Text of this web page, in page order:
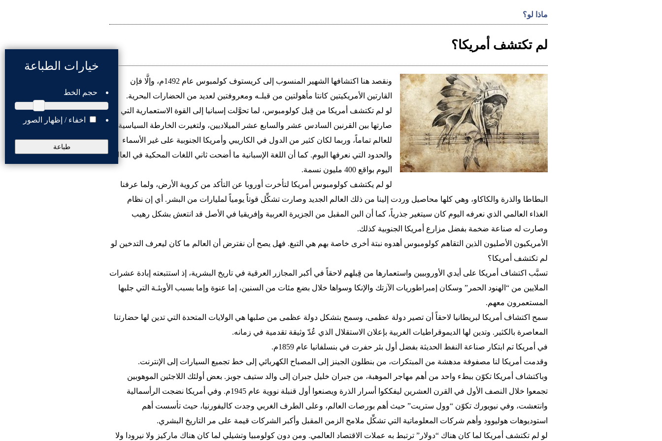
خيارات الطباعة
حجم الخط
اخفاء / إظهار الصور
طباعة
ماذا لو؟
لم تكتشف أمريكا؟
ونقصد هنا اكتشافها الشهير المنسوب إلى كريستوف كولمبوس عام 1492م، وإلَّا فإن
القارتين الأمريكيتين كانتا مأهولتين من قبلـه ومعروفتين لعديد من الحضارات البحرية.
لو لم تكتشف أمريكا من قِبل كولومبوس، لما تحوَّلت إسبانيا إلى القوة الاستعمارية التي
صارتها بين القرنين السادس عشر والسابع عشر الميلاديين، ولتغيرت الخارطة السياسية
للعالم تماماً، وربما لكان كثير من الدول في الكاريبي وأمريكا الجنوبية على غير الأسماء
والحدود التي نعرفها اليوم. كما أن اللغة الإسبانية ما أضحت ثاني اللغات المحكية في العالم
اليوم بواقع 400 مليون نسمة.
لو لم يكتشف كولومبوس أمريكا لتأخرت أوروبا عن التأكد من كروية الأرض، ولما عرفنا
البطاطا والذرة والكاكاو، وهي كلها محاصيل وردت إلينا من ذلك العالم الجديد وصارت تشكِّل قوتاً يومياً لمليارات من البشر. أي إن نظام
الغذاء العالمي الذي نعرفه اليوم كان سيتغير جذرياً، كما أن البن المقبل من الجزيرة العربية وإفريقيا في الأصل قد انتعش بشكل رهيب
وصارت له صناعة ضخمة بفضل مزارع أمريكا الجنوبية كذلك.
الأمريكيون الأصليون الذين التقاهم كولومبوس أهدوه نبتة أخرى خاصة بهم هي التبغ. فهل يصح أن نفترض أن العالم ما كان ليعرف التدخين لو
لم تكتشف أمريكا؟
تسبَّب اكتشاف أمريكا على أيدي الأوروبيين واستعمارها من قِبلهم لاحقاً في أكبر المجازر العرقية في تاريخ البشرية، إذ استتبعته إبادة عشرات
الملايين من “الهنود الحمر” وسكان إمبراطوريات الآزتك والإنكا وسواها خلال بضع مئات من السنين، إما عنوة وإما بسبب الأوبئـة التي جلبها
المستعمرون معهم.
سمح اكتشاف أمريكا لبريطانيا لاحقاً أن تصير دولة عظمى، وسمح بتشكل دولة عظمى من صلبها هي الولايات المتحدة التي تدين لها حضارتنا
المعاصرة بالكثير. وتدين لها الديموقراطيات الغربية بإعلان الاستقلال الذي عُدّ وثيقة تقدمية في زمانه.
في أمريكا تم ابتكار صناعة النفط الحديثة بفضل أول بئر حفرت في بنسلفانيا عام 1859م.
وقدمت أمريكا لنا مصفوفة مدهشة من المبتكرات، من بنطلون الجينز إلى المصباح الكهربائي إلى خط تجميع السيارات إلى الإنترنت.
وباكتشاف أمريكا تكوّن ببطء واحد من أهم مهاجر الموهبة، من جبران خليل جبران إلى والد ستيف جوبز. بعض أولئك اللاجئين الموهوبين
تجمعوا خلال النصف الأول في القرن العشرين ليفككوا أسرار الذرة ويصنعوا أول قنبلة نووية عام 1945م. وفي أمريكا نضجت الرأسمالية
وانتعشت، وفي نيويورك تكوّن “وول ستريت” حيث أهم بورصات العالم، وعلى الطرف الغربي وجدت كاليفورنيا، حيث تأسست أهم
استوديوهات هوليوود وأهم شركات المعلوماتية التي تشكِّل ملامح الزمن المقبل وأكبر الشركات قيمة على مر التاريخ البشري.
لو لم تكتشف أمريكا لما كان هناك “دولار” ترتبط به عملات الاقتصاد العالمي. ومن دون كولومبيا وتشيلي لما كان هناك ماركيز ولا نيرودا ولا